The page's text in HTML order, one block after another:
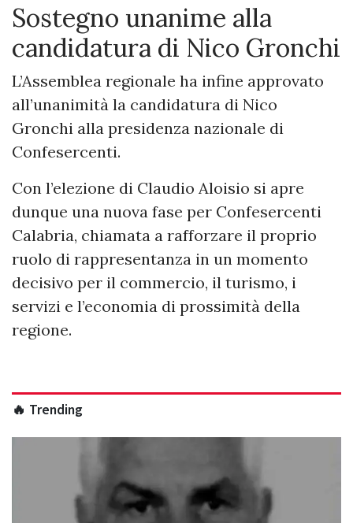
Sostegno unanime alla
candidatura di Nico Gronchi
L’Assemblea regionale ha infine approvato
all’unanimità la candidatura di Nico
Gronchi alla presidenza nazionale di
Confesercenti.
Con l’elezione di Claudio Aloisio si apre
dunque una nuova fase per Confesercenti
Calabria, chiamata a rafforzare il proprio
ruolo di rappresentanza in un momento
decisivo per il commercio, il turismo, i
servizi e l’economia di prossimità della
regione.
🔥 Trending